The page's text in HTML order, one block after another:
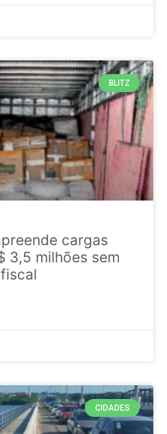
BLITZ
cargas
3,5 milhões sem
CIDADES